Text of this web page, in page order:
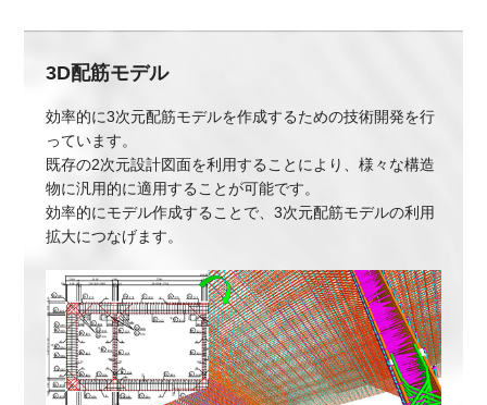
3D配筋モデル
効率的に3次元配筋モデルを作成するための技術開発を行
っています。
既存の2次元設計図面を利用することにより、様々な構造
物に汎用的に適用することが可能です。
効率的にモデル作成することで、3次元配筋モデルの利用
拡大につなげます。